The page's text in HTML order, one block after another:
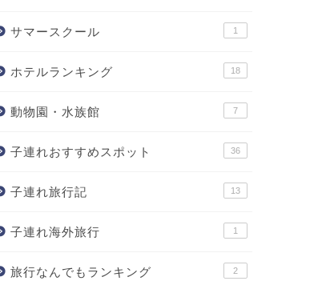
サマースクール 1
ホテルランキング 18
動物園・水族館 7
子連れおすすめスポット 36
子連れ旅行記 13
子連れ海外旅行 1
旅行なんでもランキング 2